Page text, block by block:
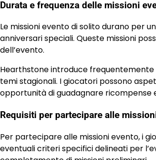
Durata e frequenza delle missioni
Le missioni evento di solito durano per
anniversari speciali. Queste missioni
dell’evento.
Hearthstone introduce
temi stagionali. I giocatori possono
opportunità di guadagnare ricompense
Requisiti per partecipare alle
Per partecipare alle missioni evento, i
eventuali criteri specifici delineati per